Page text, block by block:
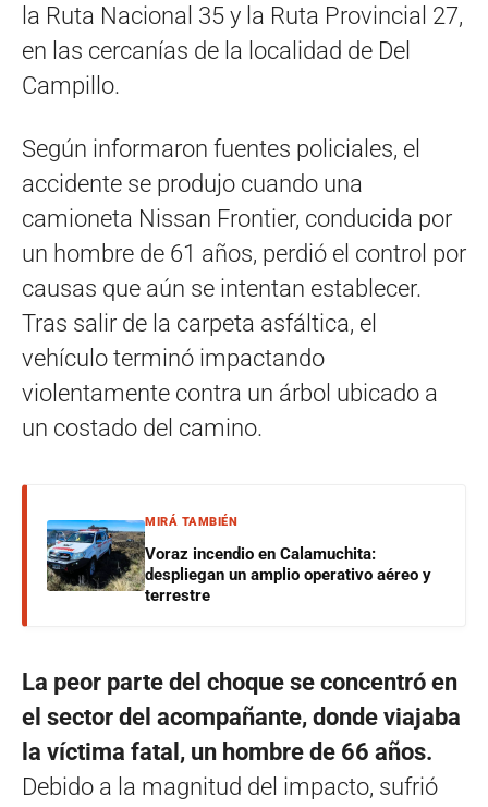
la Ruta Nacional 35 y la Ruta Provincial 27,
en las cercanías de la localidad de Del
Campillo.
Según informaron fuentes policiales, el
accidente se produjo cuando una
camioneta Nissan Frontier, conducida por
un hombre de 61 años, perdió el control por
causas que aún se intentan establecer.
Tras salir de la carpeta asfáltica, el
vehículo terminó impactando
violentamente contra un árbol ubicado a
un costado del camino.
MIRÁ TAMBIÉN
Voraz incendio en Calamuchita:
despliegan un amplio operativo aéreo y
terrestre
La peor parte del choque se concentró en
el sector del acompañante, donde viajaba
la víctima fatal, un hombre de 66 años.
Debido a la magnitud del impacto, sufrió